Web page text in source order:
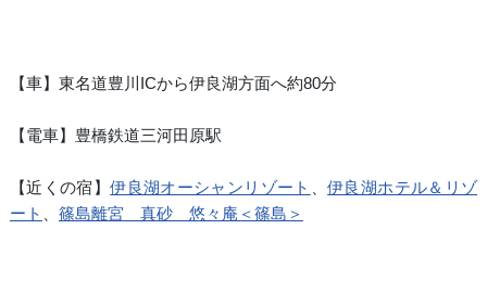
【車】東名道豊川ICから伊良湖方面へ約80分
【電車】豊橋鉄道三河田原駅
【近くの宿】伊良湖オーシャンリゾート 、伊良湖ホテル＆リゾ
ート
篠島離宮 真砂 悠々庵＜篠島＞